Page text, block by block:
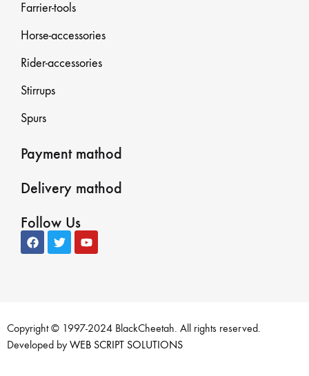
Farrier-tools
Horse-accessories
Rider-accessories
Stirrups
Spurs
Payment mathod
Delivery mathod
Follow Us
Copyright © 1997-2024 BlackCheetah. All rights reserved.
Developed by WEB SCRIPT SOLUTIONS